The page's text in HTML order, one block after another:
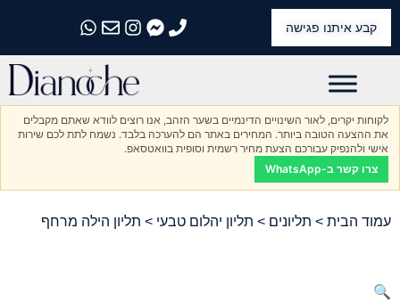
קבע איתנו פגישה
התקשרו אלינו
התקשרו אלינו
התקשרו אלינו
התקשרו אלינו
התקשרו אלינו
לקוחות יקרים, לאור השינויים הדינמיים בשער הזהב, אנו רוצים לוודא שאתם מקבלים
את ההצעה הטובה ביותר. המחירים באתר הם להערכה בלבד. נשמח לתת לכם שירות
אישי ולהנפיק עבורכם הצעת מחיר רשמית וסופית בוואטסאפ.
צרו קשר ב-WhatsApp
עמוד הבית > תליונים > תליון יהלום טבעי > תליון הילה מרחף
🔍